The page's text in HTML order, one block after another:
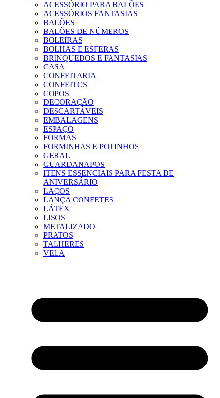
ACESSÓRIO PARA BALÕES
ACESSÓRIOS FANTASIAS
BALÕES
BALÕES DE NÚMEROS
BOLEIRAS
BOLHAS E ESFERAS
BRINQUEDOS E FANTASIAS
CASA
CONFEITARIA
CONFEITOS
COPOS
DECORAÇÃO
DESCARTÁVEIS
EMBALAGENS
ESPAÇO
FORMAS
FORMINHAS E POTINHOS
GERAL
GUARDANAPOS
ITENS ESSENCIAIS PARA FESTA DE
ANIVERSÁRIO
LAÇOS
LANÇA CONFETES
LÁTEX
LISOS
METALIZADO
PRATOS
TALHERES
VELA